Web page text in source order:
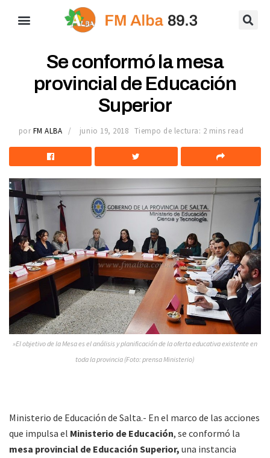
Se conformó la mesa
provincial de Educación
Superior
por FM ALBA junio 19, 2018 Tiempo de lectura: 2 mins read
»El objetivo de la Mesa es el análisis y planificación de la oferta educativa existente en
toda la provincia (Foto: prensa Ministerio)
Ministerio de Educación de Salta.- En el marco de las acciones
que impulsa el Ministerio de Educación, se conformó la
mesa provincial de Educación Superior, una instancia